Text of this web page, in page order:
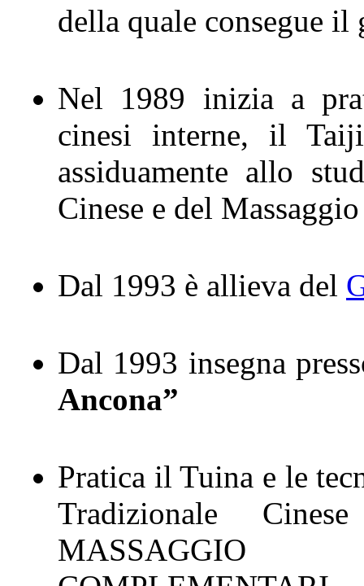
della quale consegue
Nel 1989 inizia a
cinesi interne, il
assiduamente allo
Cinese e del
Dal 1993 è allieva del
Dal 1993 insegna
Ancona”
Pratica il Tuina e le
Tradizionale